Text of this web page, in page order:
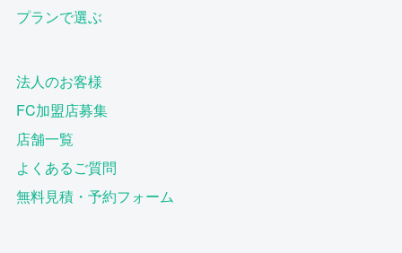
プランで選ぶ
法人のお客様
FC加盟店募集
店舗一覧
よくあるご質問
無料見積・予約フォーム